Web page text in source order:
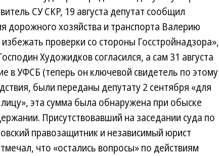
СУ СКР, 19 августа депутат сообщил
дорожного хозяйства и транспорта Валерию
проверки со стороны Госстройнадзора»,
Художидков согласился, а сам 31 августа
в УФСБ (теперь он ключевой свидетель по этому
были переданы депутату 2 сентября «для
эта сумма была обнаружена при обыске
Присутствовавший на заседании суда по
правозащитник и независимый юрист
что «остались вопросы» по действиям